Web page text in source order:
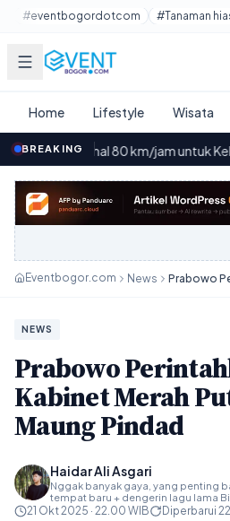
Lewati ke konten utama
#eventbogordotcom #Tanaman
Home Lifestyle Wisata
BREAKING
80 km/jam untuk Kebut-kebut
Eventbogor.com News
NEWS
Prabowo
Kabinet Merah
Maung Pindad
Haidar Ali Asgari
Nggak banyak gaya, yang penting
tempat baru + dengerin lagu lama
21 Okt 2025 · 22.00 WIB Diperbarui